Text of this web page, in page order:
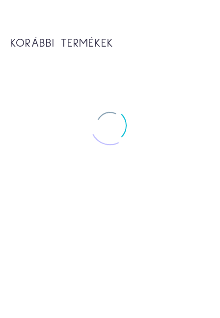
KORÁBBI TERMÉKEK
265,000Ft 209,000